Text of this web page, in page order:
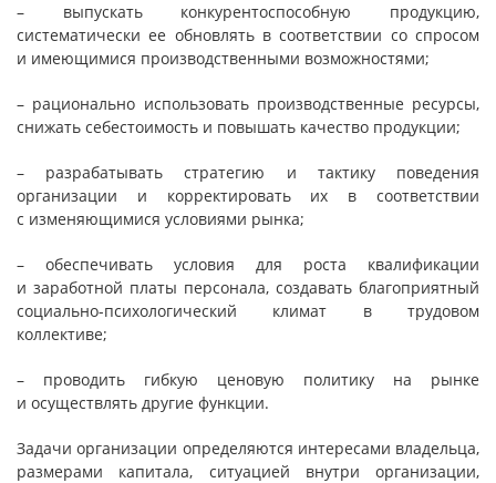
– выпускать конкурентоспособную продукцию,
систематически ее обновлять в соответствии со спросом
и имеющимися производственными возможностями;
– рационально использовать производственные ресурсы,
снижать себестоимость и повышать качество продукции;
– разрабатывать стратегию и тактику поведения
организации и корректировать их в соответствии
с изменяющимися условиями рынка;
– обеспечивать условия для роста квалификации
и заработной платы персонала, создавать благоприятный
социально-психологический климат в трудовом
коллективе;
– проводить гибкую ценовую политику на рынке
и осуществлять другие функции.
Задачи организации определяются интересами владельца,
размерами капитала, ситуацией внутри организации,